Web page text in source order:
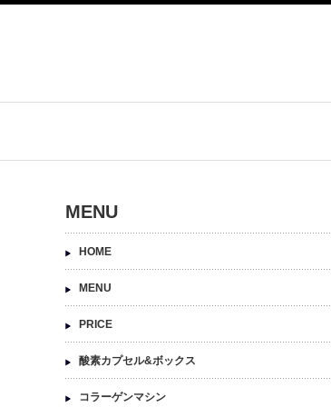
MENU
HOME
MENU
PRICE
酸素カプセル&ボックス
コラーゲンマシン